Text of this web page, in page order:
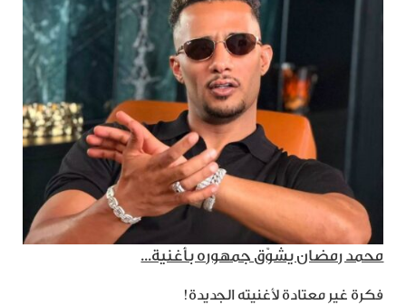
محمد رمضان يشوّق جمهوره بأغنية...
فكرة غير معتادة لأغنيته الجديدة!